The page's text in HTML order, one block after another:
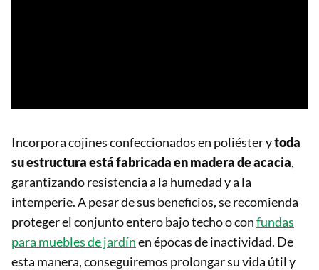
Incorpora cojines confeccionados en poliéster ytoda
su estructura está fabricada en madera de acacia,
garantizando resistencia a la humedad y a la
intemperie. A pesar de sus beneficios, se recomienda
proteger el conjunto entero bajo techo o confundas
para muebles de jardínen épocas de inactividad. De
esta manera, conseguiremos prolongar su vida útil y